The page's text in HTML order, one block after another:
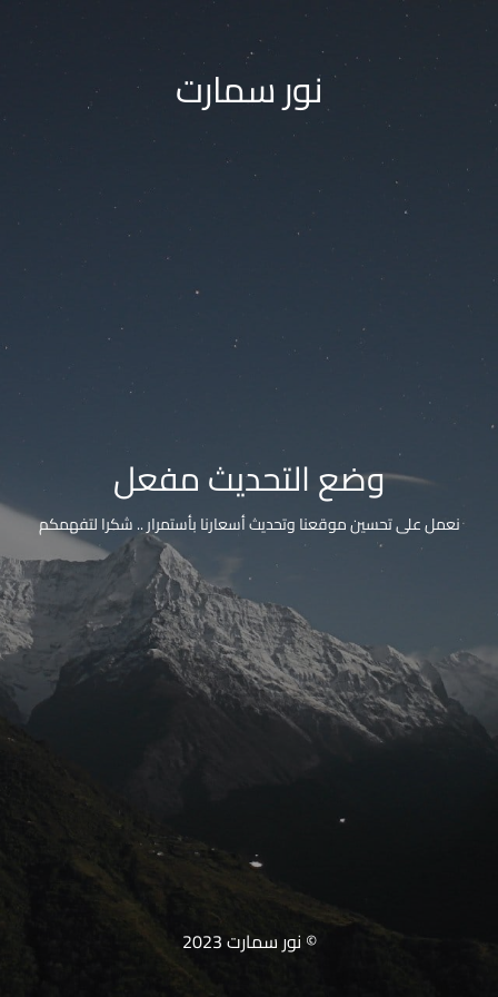
نور سمارت
وضع التحديث مفعل
نعمل على تحسين موقعنا وتحديث أسعارنا بأستمرار .. شكرا لتفهمكم
© نور سمارت 2023